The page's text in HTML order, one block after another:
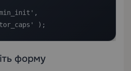
);
форму